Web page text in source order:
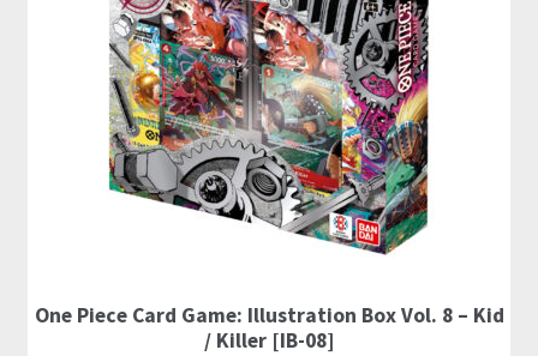
One Piece Card Game: Illustration Box Vol. 8 – Kid
/ Killer [IB-08]